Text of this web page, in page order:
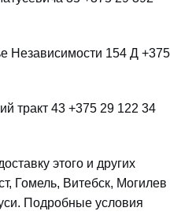
Независимости 154 Д +375
тракт 43 +375 29 122 34
этого и других
Гомель, Витебск, Могилев
Подробные условия